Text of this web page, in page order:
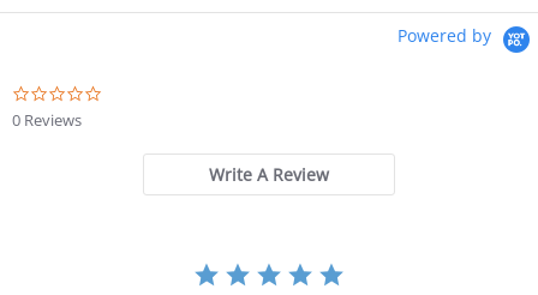
Powered by
0 Reviews
Write A Review